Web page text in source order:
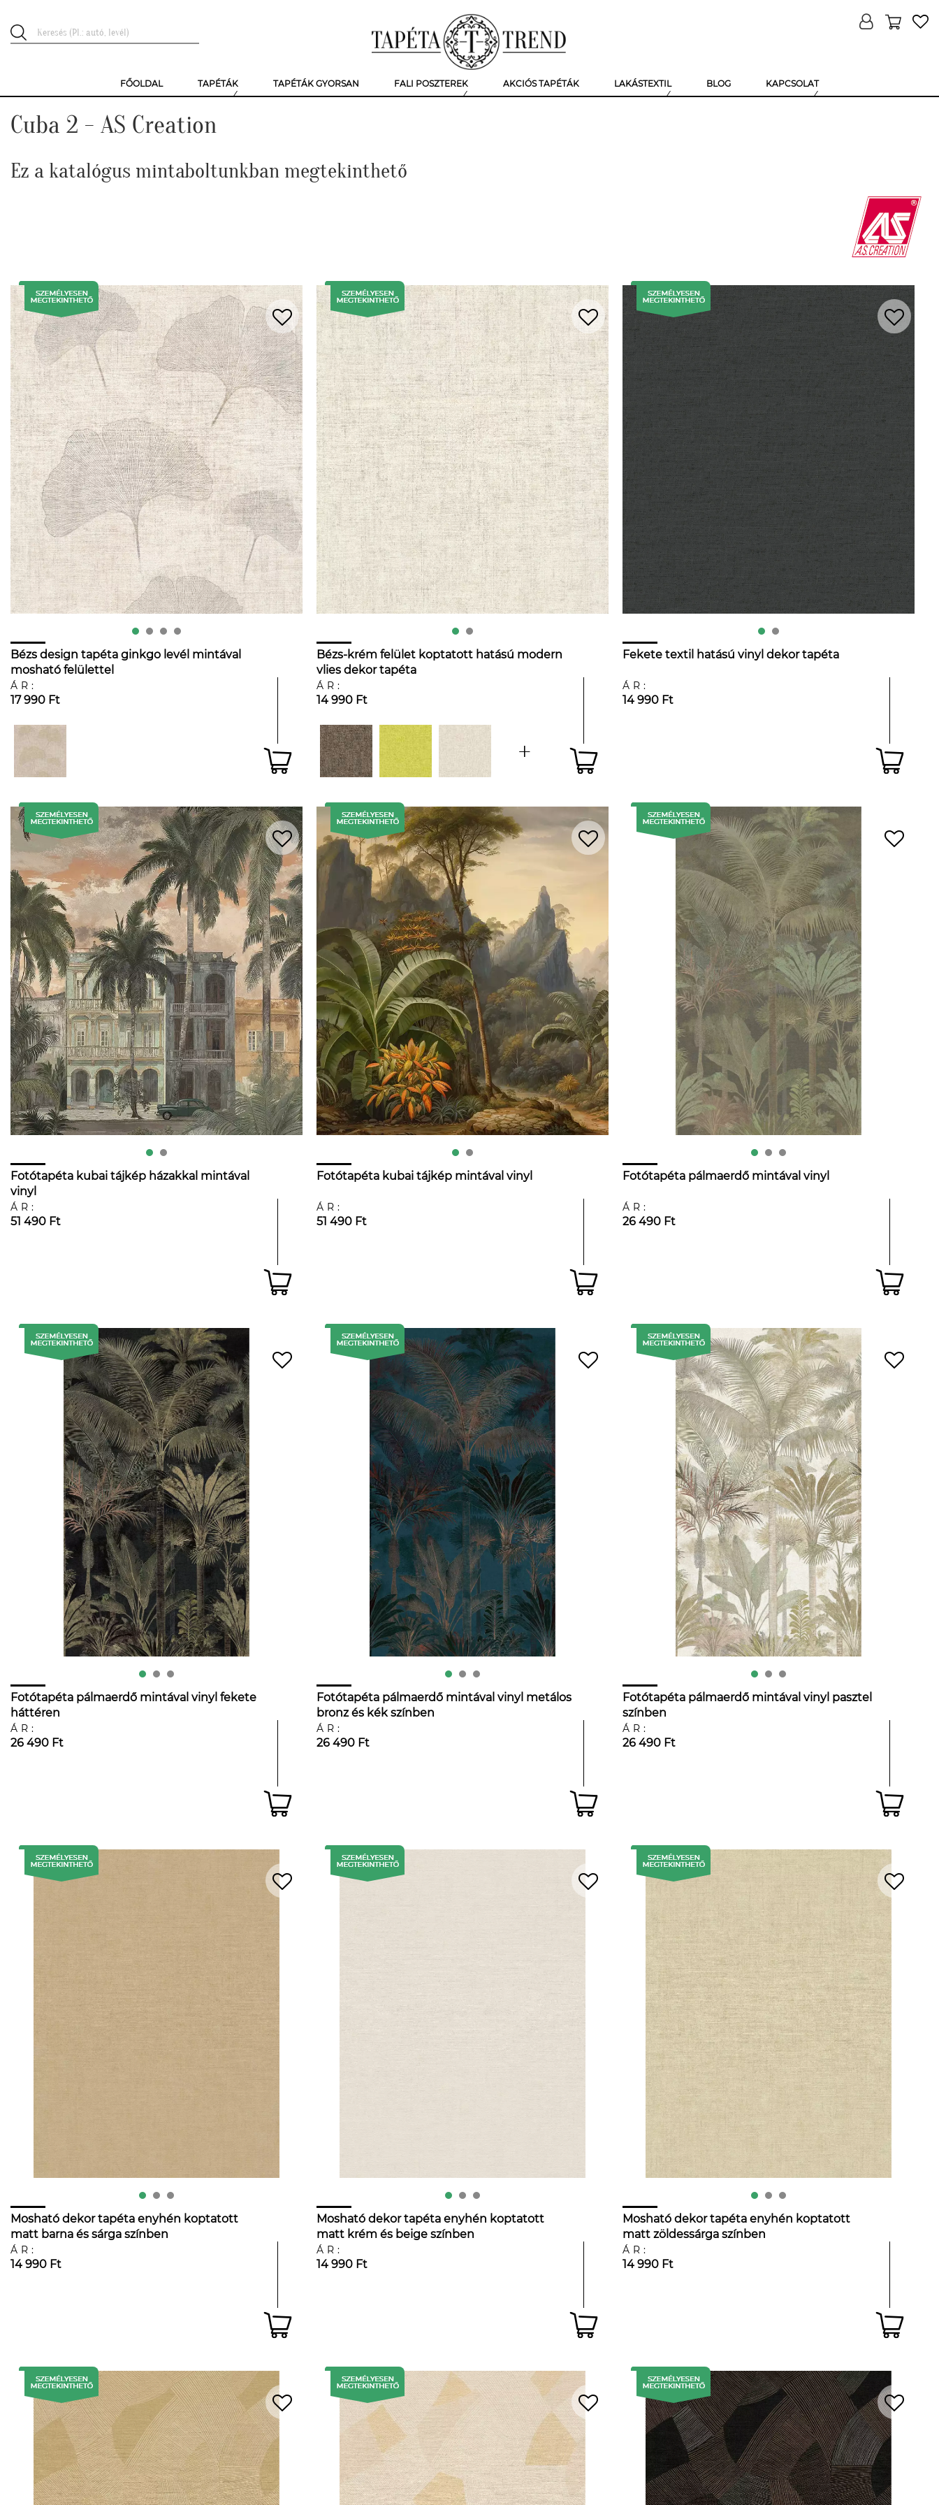
FŐOLDAL TAPÉTÁK TAPÉTÁK GYORSAN FALI POSZTEREK AKCIÓS TAPÉTÁK LAKÁSTEXTIL BLOG KAPCSOLAT
Cuba 2 - AS Creation
Ez a katalógus mintaboltunkban megtekinthető
Bézs design tapéta ginkgo levél mintával
mosható felülettel
ÁR:
17 990 Ft
Bézs-krém felület koptatott hatású modern
vlies dekor tapéta
ÁR:
14 990 Ft
Fekete textil hatású vinyl dekor tapéta
ÁR:
14 990 Ft
Fotótapéta kubai tájkép házakkal mintával
vinyl
ÁR:
51 490 Ft
Fotótapéta kubai tájkép mintával vinyl
ÁR:
51 490 Ft
Fotótapéta pálmaerdő mintával vinyl
ÁR:
26 490 Ft
Fotótapéta pálmaerdő mintával vinyl fekete
háttéren
ÁR:
26 490 Ft
Fotótapéta pálmaerdő mintával vinyl metálos
bronz és kék színben
ÁR:
26 490 Ft
Fotótapéta pálmaerdő mintával vinyl pasztel
színben
ÁR:
26 490 Ft
Mosható dekor tapéta enyhén koptatott
matt barna és sárga színben
ÁR:
14 990 Ft
Mosható dekor tapéta enyhén koptatott
matt krém és beige színben
ÁR:
14 990 Ft
Mosható dekor tapéta enyhén koptatott
matt zöldessárga színben
ÁR:
14 990 Ft